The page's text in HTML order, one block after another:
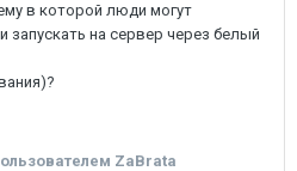
в которой люди могут
запускать на сервер через белый
ZaBrata